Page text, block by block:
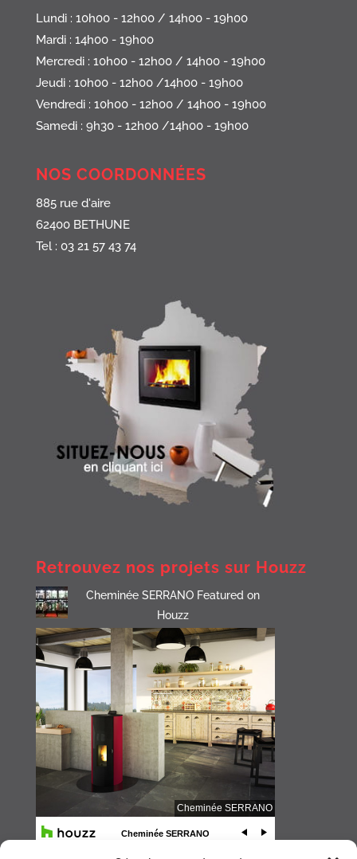
Lundi : 10h00 - 12h00 / 14h00 - 19h00
Mardi : 14h00 - 19h00
Mercredi : 10h00 - 12h00 / 14h00 - 19h00
Jeudi : 10h00 - 12h00 /14h00 - 19h00
Vendredi : 10h00 - 12h00 / 14h00 - 19h00
Samedi : 9h30 - 12h00 /14h00 - 19h00
NOS COORDONNÉES
885 rue d'aire
62400 BETHUNE
Tel : 03 21 57 43 74
Retrouvez nos projets sur Houzz
Cheminée SERRANO Featured on
Houzz